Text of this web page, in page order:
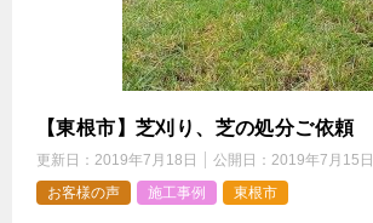
【東根市】芝刈り、芝の処分ご依頼
更新日： 2019年7月18日 公開日： 2019年7月15日
お客様の声
施工事例 東根市